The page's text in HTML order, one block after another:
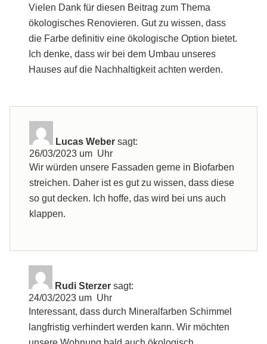
Vielen Dank für diesen Beitrag zum Thema
ökologisches Renovieren. Gut zu wissen, dass
die Farbe definitiv eine ökologische Option bietet.
Ich denke, dass wir bei dem Umbau unseres
Hauses auf die Nachhaltigkeit achten werden.
Lucas Weber sagt:
26/03/2023 um Uhr
Wir würden unsere Fassaden gerne in Biofarben
streichen. Daher ist es gut zu wissen, dass diese
so gut decken. Ich hoffe, das wird bei uns auch
klappen.
Rudi Sterzer sagt:
24/03/2023 um Uhr
Interessant, dass durch Mineralfarben Schimmel
langfristig verhindert werden kann. Wir möchten